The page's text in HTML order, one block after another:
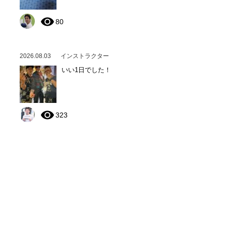
80
2026.08.03 インストラクター
いい1日でした！
323